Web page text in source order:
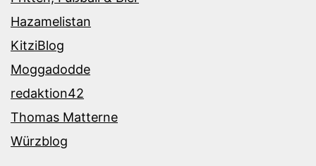
Hazamelistan
KitziBlog
Moggadodde
redaktion42
Thomas Matterne
Würzblog